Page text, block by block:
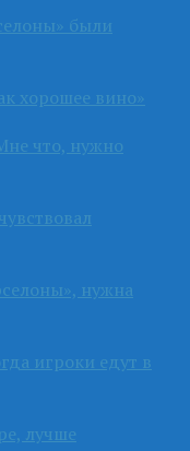
были
хорошее вино»
что, нужно
нужна
игроки едут в
лучше